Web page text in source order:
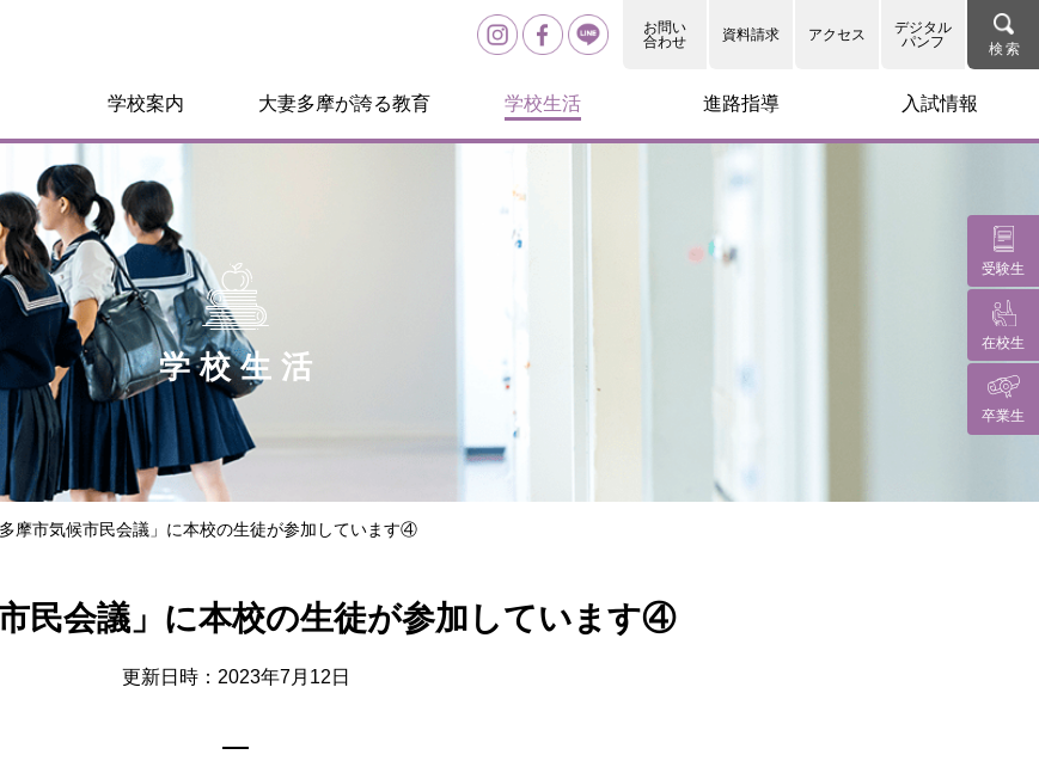
お問い
合わせ
資料請求 アクセス
デジタル
パンフ
学校案内 大妻多摩が誇る教育 学校生活 進路指導 入試情報
受験生
在校生
卒業生
学校生活
多摩市気候市民会議」に本校の生徒が参加しています④
市民会議」に本校の生徒が参加しています④
更新日時：2023年7月12日